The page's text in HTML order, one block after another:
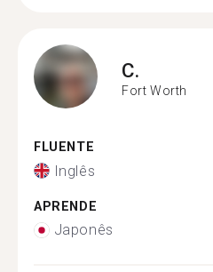
C.
Fort Worth
FLUENTE
Inglês
APRENDE
Japonês